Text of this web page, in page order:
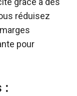
réduisez
pour
: